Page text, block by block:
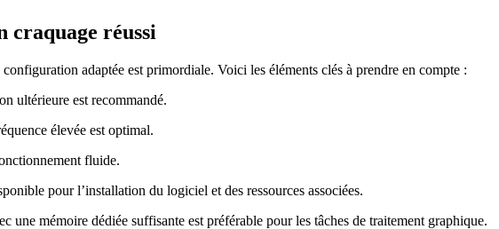
craquage réussi
adaptée est primordiale. Voici les éléments clés à prendre en compte :
ultérieure est recommandé.
élevée est optimal.
fluide.
pour l’installation du logiciel et des ressources associées.
une mémoire dédiée suffisante est préférable pour les tâches de traitement graphique.